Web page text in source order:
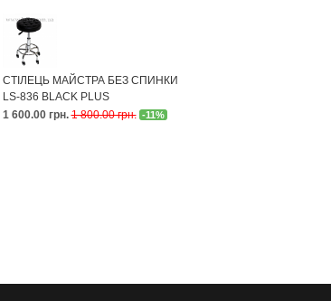
СТІЛЕЦЬ МАЙСТРА БЕЗ СПИНКИ
LS-836 BLACK PLUS
1 600.00 грн. 1 800.00 грн. -11%